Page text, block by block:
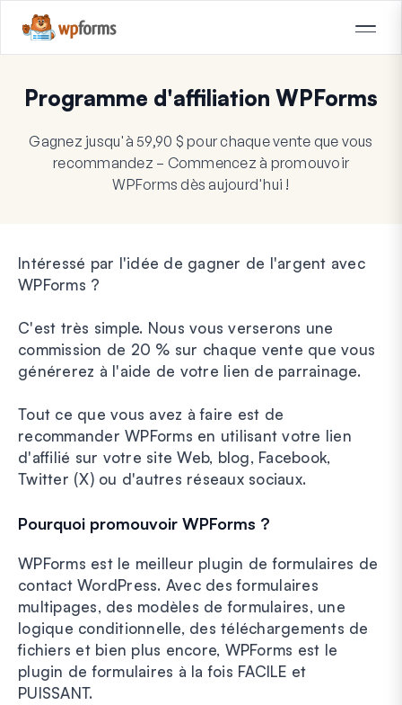
Programme d'affiliation WPForms
Gagnez jusqu'à 59,90 $ pour chaque vente que vous
recommandez – Commencez à promouvoir
WPForms dès aujourd'hui !
Intéressé par l'idée de gagner de l'argent avec
WPForms ?
C'est très simple. Nous vous verserons une
commission de 20 % sur chaque vente que vous
générerez à l'aide de votre lien de parrainage.
Tout ce que vous avez à faire est de
recommander WPForms en utilisant votre lien
d'affilié sur votre site Web, blog, Facebook,
Twitter (X) ou d'autres réseaux sociaux.
Pourquoi promouvoir WPForms ?
WPForms est le meilleur plugin de formulaires de
contact WordPress. Avec des formulaires
multipages, des modèles de formulaires, une
logique conditionnelle, des téléchargements de
fichiers et bien plus encore, WPForms est le
plugin de formulaires à la fois FACILE et
PUISSANT.